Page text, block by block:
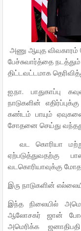
அணு ஆயுத விவகாரம்
பேச்சுவார்த்தை நடத்தும்
திட்டவட்டமாக
ஐ.நா. பாதுகாப்பு
நாடுகளின்
எதிர்ப்புக்கு
கண்டம்
பாயும்
சோதனை செய்து
வட கொரியா
ஏற்படுத்துவதற்கு
வடகொரியாவுக்கு
இரு நாடுகளின்
இந்த நிலையில்
ஆலோசகர்
ஜான்
அமெரிக்க
ஜனாதிபதி